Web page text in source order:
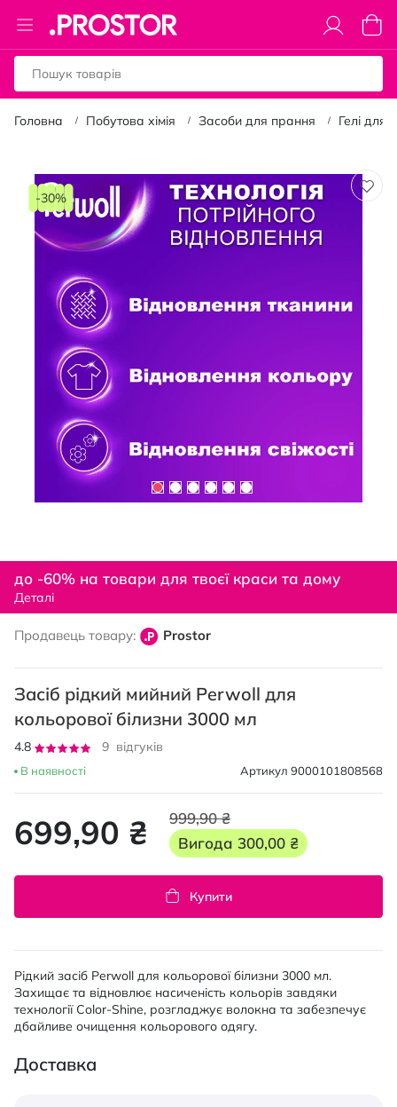
Toggle
Nav
Кошик
Головна Побутова хімія Засоби для прання Гелі для
Перейти
кінця
галереї
зображень
-30%
початку
галереї
до -60% на товари для твоєї краси та дому
Деталі
Продавець товару: Prostor
Засіб рідкий мийний Perwoll для
кольорової білизни 3000 мл
Рейтинг:
4.8
9 відгуків
В наявності Артикул 9000101808568
699,90 ₴
999,90 ₴
Вигода 300,00 ₴
Купити
Рідкий засіб Perwoll для кольорової білизни 3000 мл.
Захищає та відновлює насиченість кольорів завдяки
технології Color-Shine, розгладжує волокна та забезпечує
дбайливе очищення кольорового одягу.
Доставка